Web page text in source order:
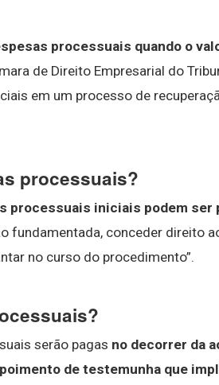
processuais quando o
de Direito Empresarial do
em um processo de
processuais?
processuais iniciais podem ser
fundamentada, conceder direito
no curso do procedimento”.
serão pagas no decorrer da
de testemunha que